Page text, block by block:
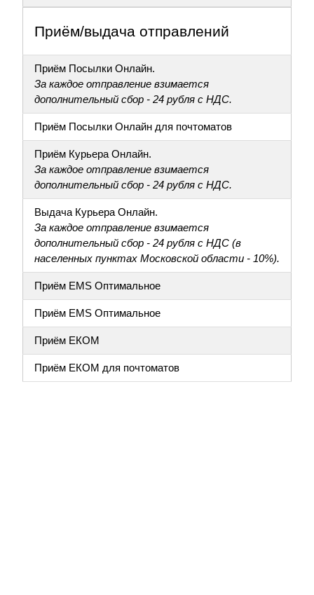
Приём/выдача отправлений
Приём Посылки Онлайн.
За каждое отправление взимается
дополнительный сбор - 24 рубля с НДС.
Приём Посылки Онлайн для почтоматов
Приём Курьера Онлайн.
За каждое отправление взимается
дополнительный сбор - 24 рубля с НДС.
Выдача Курьера Онлайн.
За каждое отправление взимается
дополнительный сбор - 24 рубля с НДС (в
населенных пунктах Московской области - 10%).
Приём EMS Оптимальное
Приём EMS Оптимальное
Приём ЕКОМ
Приём ЕКОМ для почтоматов